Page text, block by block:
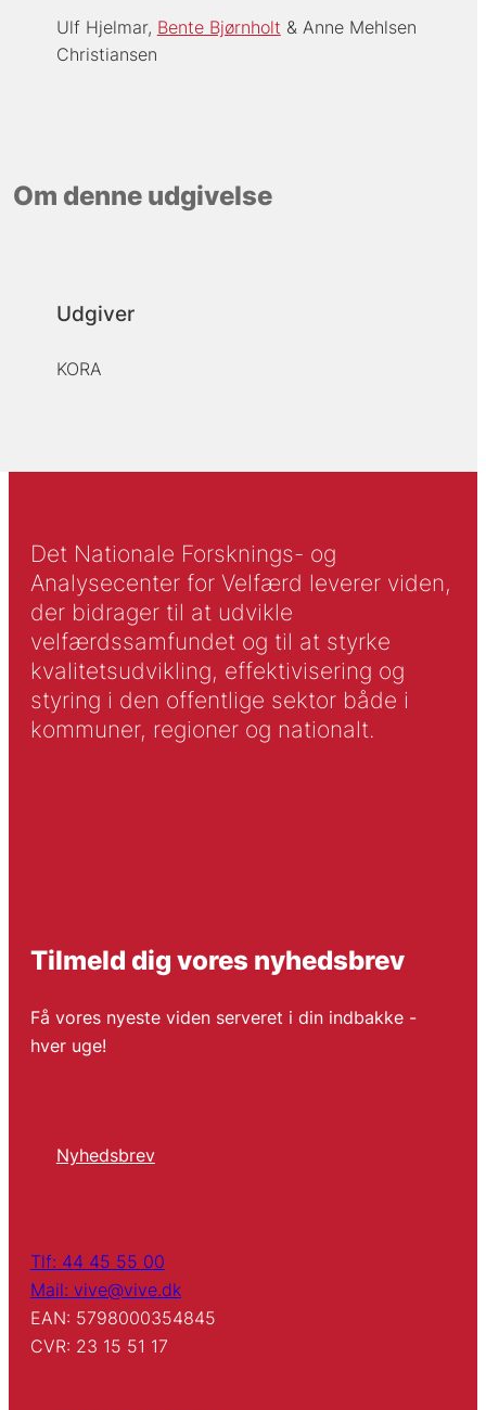
Ulf Hjelmar Bente Bjørnholt
Anne Mehlsen
Christiansen
Om denne udgivelse
Udgiver
KORA
Det Nationale Forsknings- og
Analysecenter for Velfærd leverer viden,
der bidrager til at udvikle
velfærdssamfundet og til at styrke
kvalitetsudvikling, effektivisering og
styring i den offentlige sektor både i
kommuner, regioner og nationalt.
Tilmeld dig vores nyhedsbrev
Få vores nyeste viden serveret i din indbakke -
hver uge!
Nyhedsbrev
Tlf: 44 45 55 00
Mail: vive@vive.dk
EAN: 5798000354845
CVR: 23 15 51 17